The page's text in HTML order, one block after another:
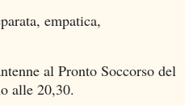
empatica,
al Pronto Soccorso del
alle 20,30.